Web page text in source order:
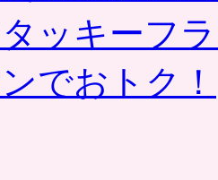
タッキーフ
でおトク！